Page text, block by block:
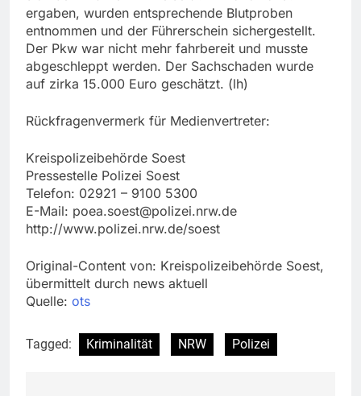
ergaben, wurden entsprechende Blutproben
entnommen und der Führerschein sichergestellt.
Der Pkw war nicht mehr fahrbereit und musste
abgeschleppt werden. Der Sachschaden wurde
auf zirka 15.000 Euro geschätzt. (lh)
Rückfragenvermerk für Medienvertreter:
Kreispolizeibehörde Soest
Pressestelle Polizei Soest
Telefon: 02921 – 9100 5300
E-Mail: poea.soest@polizei.nrw.de
http://www.polizei.nrw.de/soest
Original-Content von: Kreispolizeibehörde Soest,
übermittelt durch news aktuell
Quelle: ots
Tagged: Kriminalität NRW Polizei